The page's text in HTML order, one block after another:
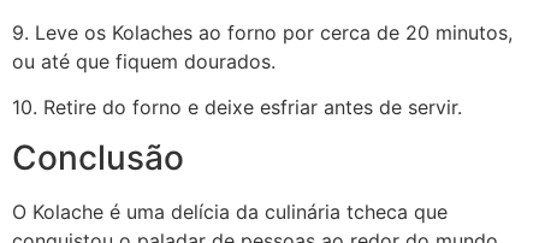
9. Leve os Kolaches ao forno por cerca de 20 minutos,
ou até que fiquem dourados.
10. Retire do forno e deixe esfriar antes de servir.
Conclusão
O Kolache é uma delícia da culinária tcheca que